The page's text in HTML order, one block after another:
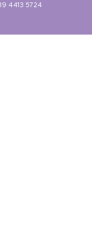
4413 5724